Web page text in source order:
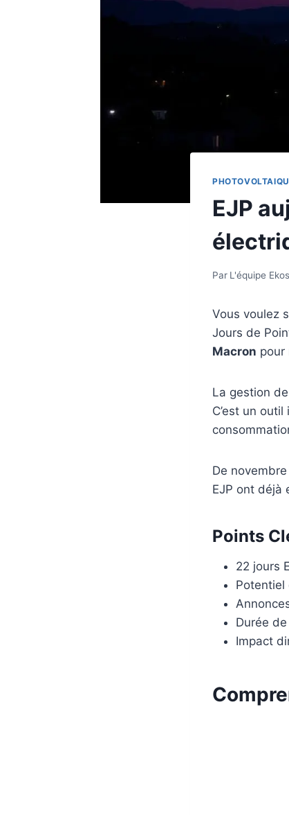
EJP
Par L'équipe
Vous voulez
Jours de
Macron pour
La gestion
C’est un
De
EJP ont déjà
Points
22 jours
Potentiel
Durée
Impact